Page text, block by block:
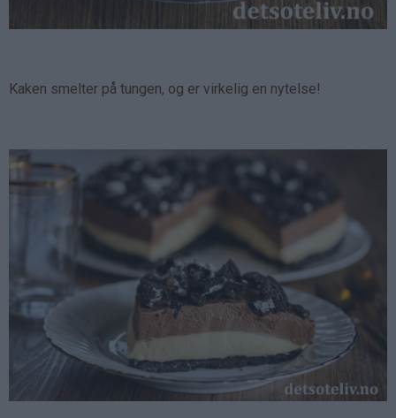
Kaken smelter på tungen, og er virkelig en nytelse!